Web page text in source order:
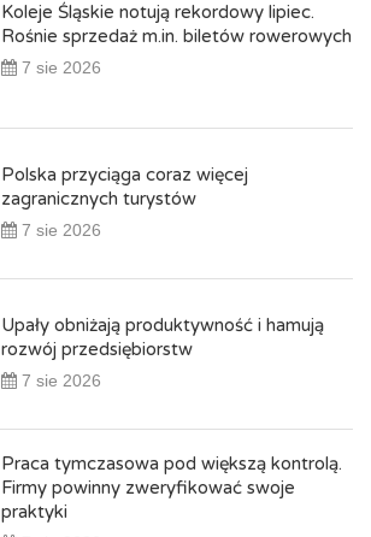
Koleje Śląskie notują rekordowy lipiec.
Rośnie sprzedaż m.in. biletów rowerowych
7 sie 2026
Polska przyciąga coraz więcej
zagranicznych turystów
7 sie 2026
Upały obniżają produktywność i hamują
rozwój przedsiębiorstw
7 sie 2026
Praca tymczasowa pod większą kontrolą.
Firmy powinny zweryfikować swoje
praktyki